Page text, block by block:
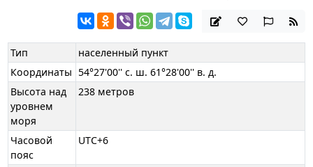
Тип
населенный пункт
Координаты 54°27'00'' с. ш. 61°28'00'' в. д.
Высота над
уровнем
моря
238 метров
Часовой
пояс
UTC+6